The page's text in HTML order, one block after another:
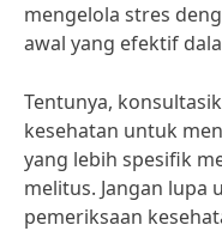
mengelola stres
awal yang efektif
Tentunya,
kesehatan untuk
yang lebih spesifik
melitus. Jangan lupa
pemeriksaan